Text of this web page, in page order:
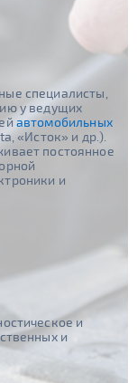
специалисты,
у ведущих
автомобильных
«Исток» и др.).
постоянное
и
и
и